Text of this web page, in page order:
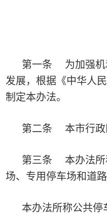
第一条 为加强机
发展，根据《中华人
制定本办法。
第二条 本市行政
第三条 本办法所
场、专用停车场和道
本办法所称公共